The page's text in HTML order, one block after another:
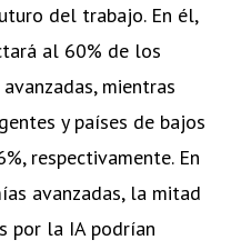
del trabajo. En él,
al 60% de los
mientras
y países de bajos
respectivamente. En
avanzadas, la mitad
por la IA podrían